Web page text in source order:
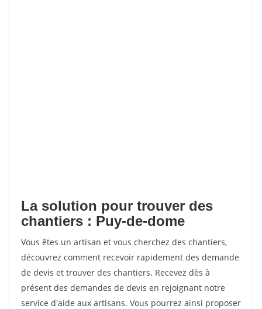
La solution pour trouver des
chantiers : Puy-de-dome
Vous êtes un artisan et vous cherchez des chantiers,
découvrez comment recevoir rapidement des demande
de devis et trouver des chantiers. Recevez dès à
présent des demandes de devis en rejoignant notre
service d'aide aux artisans. Vous pourrez ainsi proposer